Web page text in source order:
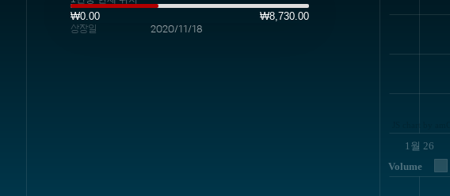
₩0.00 ₩8,730.00
상장일 2020/11/18
1월 26
Volume